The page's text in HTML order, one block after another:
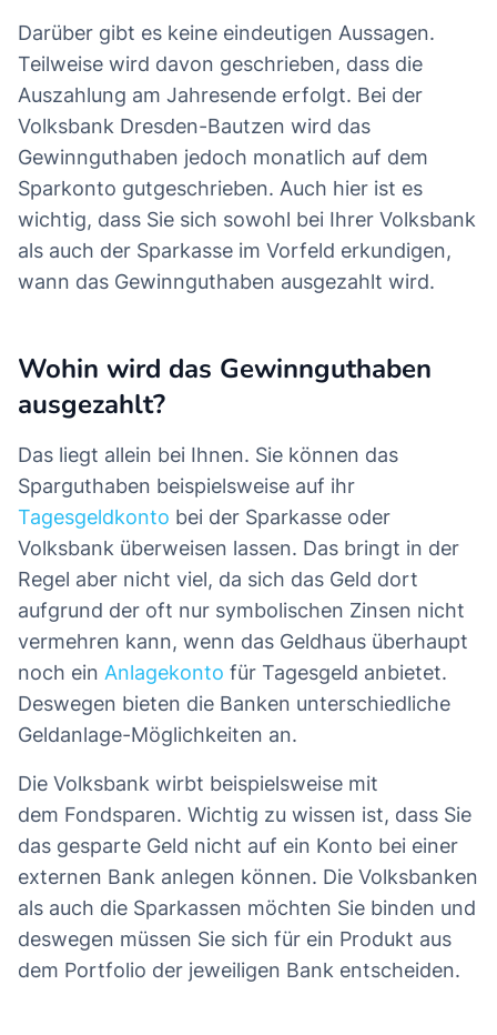
Darüber gibt es keine eindeutigen Aussagen.
Teilweise wird davon geschrieben, dass die
Auszahlung am Jahresende erfolgt. Bei der
Volksbank Dresden-Bautzen wird das
Gewinnguthaben jedoch monatlich auf dem
Sparkonto gutgeschrieben. Auch hier ist es
wichtig, dass Sie sich sowohl bei Ihrer Volksbank
als auch der Sparkasse im Vorfeld erkundigen,
wann das Gewinnguthaben ausgezahlt wird.
Wohin wird das Gewinnguthaben
ausgezahlt?
Das liegt allein bei Ihnen. Sie können das
Sparguthaben beispielsweise auf ihr
Tagesgeldkonto bei der Sparkasse oder
Volksbank überweisen lassen. Das bringt in der
Regel aber nicht viel, da sich das Geld dort
aufgrund der oft nur symbolischen Zinsen nicht
vermehren kann, wenn das Geldhaus überhaupt
noch ein Anlagekonto für Tagesgeld anbietet.
Deswegen bieten die Banken unterschiedliche
Geldanlage-Möglichkeiten an.
Die Volksbank wirbt beispielsweise mit
dem Fondsparen. Wichtig zu wissen ist, dass Sie
das gesparte Geld nicht auf ein Konto bei einer
externen Bank anlegen können. Die Volksbanken
als auch die Sparkassen möchten Sie binden und
deswegen müssen Sie sich für ein Produkt aus
dem Portfolio der jeweiligen Bank entscheiden.